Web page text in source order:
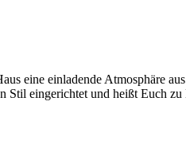
eine einladende Atmosphäre
Stil eingerichtet und heißt Euch